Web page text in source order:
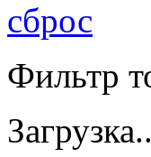
сброс
Фильтр